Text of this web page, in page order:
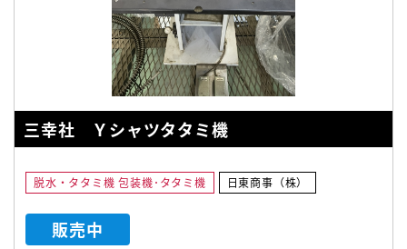
三幸社 Ｙシャツタタミ機
脱水・タタミ機 包装機･タタミ機 日東商事（株）
販売中